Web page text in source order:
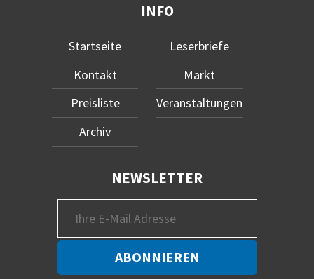
INFO
Startseite
Kontakt
Preisliste
Archiv
Leserbriefe
Markt
Veranstaltungen
NEWSLETTER